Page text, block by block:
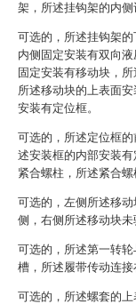
架，所述挂钩架的内侧
可选的，所述挂钩架
内侧固定安装有双向
固定安装有移动块，
所述移动块的上表面
安装有定位框。
可选的，所述定位框
述安装框的内部安装
紧合螺柱，所述紧合螺
可选的，左侧所述移
侧，右侧所述移动块未
可选的，所述第一转
槽，所述履带传动连接
可选的，所述螺套的